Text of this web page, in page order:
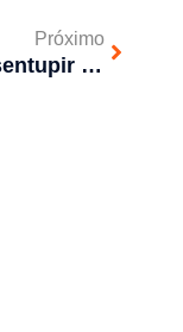
Próximo
Como desentupir um bueiro